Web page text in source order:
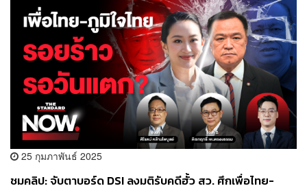
25 กุมภาพันธ์ 2025
ชมคลิป: จับตาบอร์ด DSI ลงมติรับคดีฮั้ว สว. ศึกเพื่อไทย-